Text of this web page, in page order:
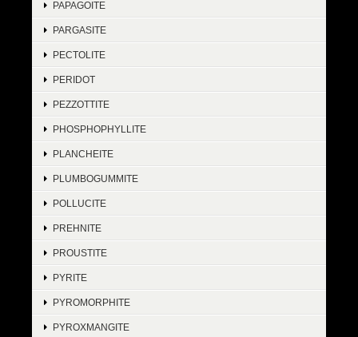
PAPAGOITE
PARGASITE
PECTOLITE
PERIDOT
PEZZOTTITE
PHOSPHOPHYLLITE
PLANCHEITE
PLUMBOGUMMITE
POLLUCITE
PREHNITE
PROUSTITE
PYRITE
PYROMORPHITE
PYROXMANGITE